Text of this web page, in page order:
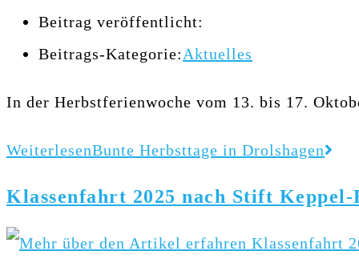
Beitrag veröffentlicht:
Beitrags-Kategorie: Aktuelles
In der Herbstferienwoche vom 13. bis 17.
WeiterlesenBunte Herbsttage in Drolshagen
Klassenfahrt 2025 nach Stift